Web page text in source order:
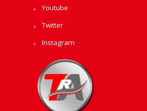
Youtube
Twitter
Instagram